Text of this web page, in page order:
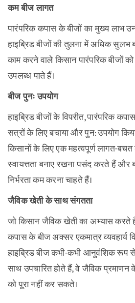
कम बीज लागत
पारंपरिक कपास के बीजों का मुख्य लाभ
हाइब्रिड बीजों की तुलना में अधिक सुलभ
काम करने वाले किसान पारंपरिक बीजों
उपलब्ध पाते हैं।
बीज पुनः उपयोग
हाइब्रिड बीजों के विपरीत, पारंपरिक
सत्रों के लिए बचाया और पुन: उपयोग
किसानों के लिए एक महत्वपूर्ण लागत-
स्वायत्तता बनाए रखना पसंद करते हैं और
निर्भरता कम करना चाहते हैं।
जैविक खेती के साथ संगतता
जो किसान जैविक खेती का अभ्यास करते
कपास के बीज अक्सर एकमात्र व्यवहार्य
हाइब्रिड बीज कभी-कभी आनुवंशिक रूप
साथ उपचारित होते हैं, वे जैविक
को पूरा नहीं कर सकते।